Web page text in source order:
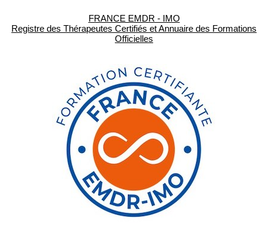
FRANCE EMDR - IMO
Registre des Thérapeutes Certifiés et Annuaire des Formations
Officielles